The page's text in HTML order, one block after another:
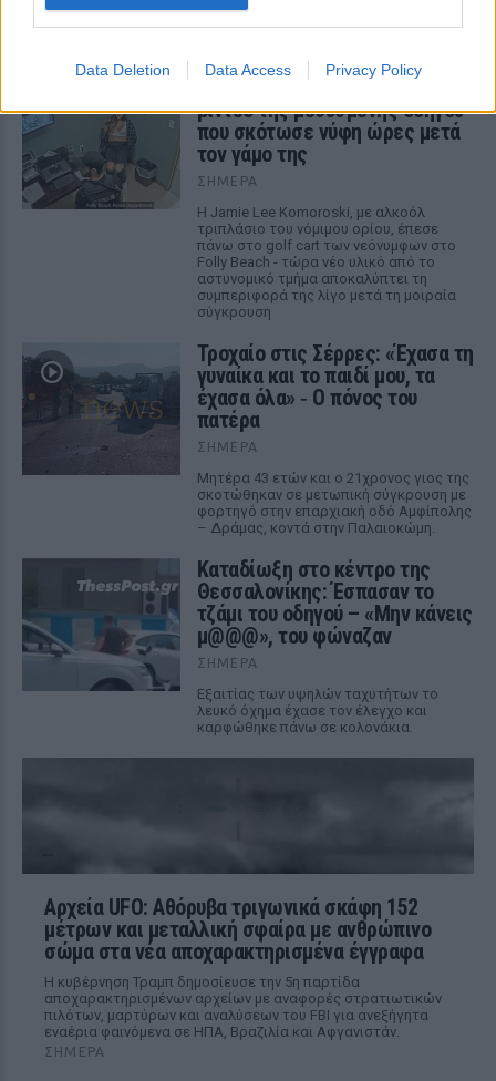
Data Deletion Data Access Privacy Policy
«Θέλω τον μπαμπά μου»: Το
βίντεο της μεθυσμένης οδηγού
που σκότωσε νύφη ώρες μετά
τον γάμο της
ΣΉΜΕΡΑ
Η Jamie Lee Komoroski, με αλκοόλ
τριπλάσιο του νόμιμου ορίου, έπεσε
πάνω στο golf cart των νεόνυμφων στο
Folly Beach - τώρα νέο υλικό από το
αστυνομικό τμήμα αποκαλύπτει τη
συμπεριφορά της λίγο μετά τη μοιραία
σύγκρουση
Τροχαίο στις Σέρρες: «Έχασα τη
γυναίκα και το παιδί μου, τα
έχασα όλα» ‑ Ο πόνος του
πατέρα
ΣΉΜΕΡΑ
Μητέρα 43 ετών και ο 21χρονος γιος της
σκοτώθηκαν σε μετωπική σύγκρουση με
φορτηγό στην επαρχιακή οδό Αμφίπολης
– Δράμας, κοντά στην Παλαιοκώμη.
Καταδίωξη στο κέντρο της
Θεσσαλονίκης: Έσπασαν το
τζάμι του οδηγού – «Μην κάνεις
μ@@@», του φώναζαν
ΣΉΜΕΡΑ
Εξαιτίας των υψηλών ταχυτήτων το
λευκό όχημα έχασε τον έλεγχο και
καρφώθηκε πάνω σε κολονάκια.
Αρχεία UFO: Αθόρυβα τριγωνικά σκάφη 152
μέτρων και μεταλλική σφαίρα με ανθρώπινο
σώμα στα νέα αποχαρακτηρισμένα έγγραφα
Η κυβέρνηση Τραμπ δημοσίευσε την 5η παρτίδα
αποχαρακτηρισμένων αρχείων με αναφορές στρατιωτικών
πιλότων, μαρτύρων και αναλύσεων του FBI για ανεξήγητα
εναέρια φαινόμενα σε ΗΠΑ, Βραζιλία και Αφγανιστάν.
ΣΉΜΕΡΑ